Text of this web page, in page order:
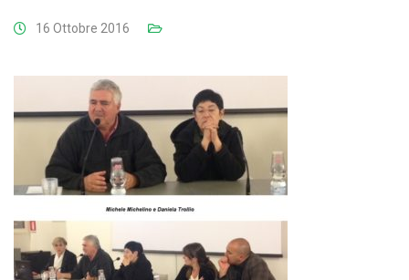
16 Ottobre 2016